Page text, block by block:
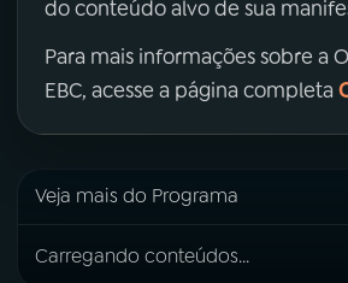
do conteúdo alvo de sua
Para mais informações sobre a
EBC, acesse a página completa
Veja mais do Programa
Carregando conteúdos...